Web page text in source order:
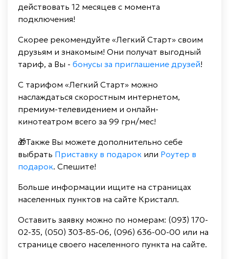
действовать 12 месяцев с момента
подключения!
Скорее рекомендуйте «Легкий Старт» своим
друзьям и знакомым! Они получат выгодный
тариф, а Вы - бонусы за приглашение друзей!
С тарифом «Легкий Старт» можно
наслаждаться скоростным интернетом,
премиум-телевидением и онлайн-
кинотеатром всего за 99 грн/мес!
🎁Также Вы можете дополнительно себе
выбрать Приставку в подарок или Роутер в
подарок. Спешите!
Больше информации ищите на страницах
населенных пунктов на сайте Кристалл.
Оставить заявку можно по номерам: (093) 170-
02-35, (050) 303-85-06, (096) 636-00-00 или на
странице своего населенного пункта на сайте.